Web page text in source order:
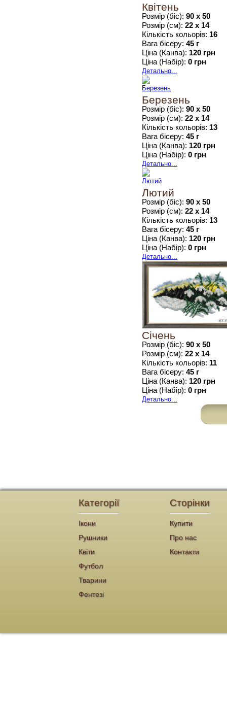
Квітень
Розмір (біс): 90 x 50
Розмір (см): 22 х 14
Кількість кольорів: 16
Вага бісеру: 45 г
Ціна (Канва): 120 грн
Ціна (Набір): 0 грн
Детально...
Березень
Розмір (біс): 90 x 50
Розмір (см): 22 х 14
Кількість кольорів: 13
Вага бісеру: 45 г
Ціна (Канва): 120 грн
Ціна (Набір): 0 грн
Детально...
Лютий
Розмір (біс): 90 x 50
Розмір (см): 22 х 14
Кількість кольорів: 13
Вага бісеру: 45 г
Ціна (Канва): 120 грн
Ціна (Набір): 0 грн
Детально...
Січень
Розмір (біс): 90 x 50
Розмір (см): 22 х 14
Кількість кольорів: 11
Вага бісеру: 45 г
Ціна (Канва): 120 грн
Ціна (Набір): 0 грн
Детально...
Сторінки
Купити
Про нас
Контакти
Категорії
Ікони
Рушники
Квіти
Футбол
Тварини
Фентезі